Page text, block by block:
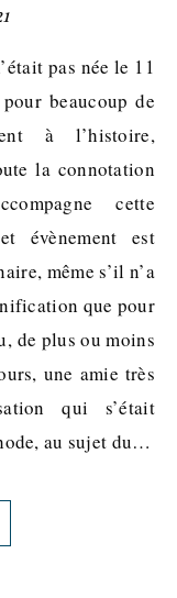
beaucoup de
à l’histoire,
la connotation
cette
évènement est
même s’il n’a
que pour
de plus ou moins
une amie très
qui s’était
au sujet du…